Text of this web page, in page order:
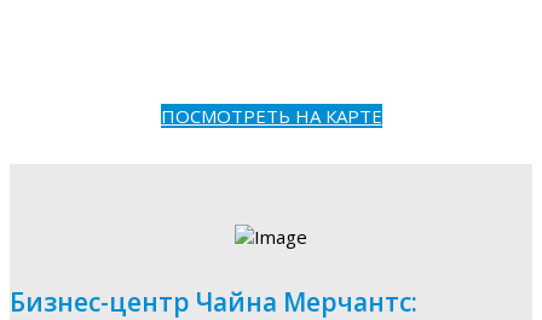
ПОСМОТРЕТЬ НА КАРТЕ
Бизнес-центр Чайна Мерчантс: